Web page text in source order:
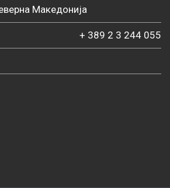
Македонија
+ 389 2 3 244 055